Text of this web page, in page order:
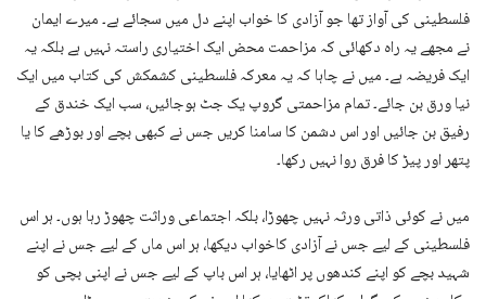
فلسطینی کی آواز تھا جو آزادی کا خواب اپنے دل میں سجائے ہے۔ میرے ایمان
نے مجھے یہ راہ دکھائی کہ مزاحمت محض ایک اختیاری راستہ نہیں ہے بلکہ یہ
ایک فریضہ ہے۔ میں نے چاہا کہ یہ معرکہ فلسطینی کشمکش کی کتاب میں ایک
نیا ورق بن جائے۔ تمام مزاحمتی گروپ یک جٹ ہوجائیں، سب ایک خندق کے
رفیق بن جائیں اور اس دشمن کا سامنا کریں جس نے کبھی بچے اور بوڑھے کا یا
پتھر اور پیڑ کا فرق روا نہیں رکھا۔
میں نے کوئی ذاتی ورثہ نہیں چھوڑا، بلکہ اجتماعی وراثت چھوڑ رہا ہوں۔ ہر اس
فلسطینی کے لیے جس نے آزادی کاخواب دیکھا، ہر اس ماں کے لیے جس نے اپنے
شہید بچے کو اپنے کندھوں پر اٹھایا، ہر اس باپ کے لیے جس نے اپنی بچی کو